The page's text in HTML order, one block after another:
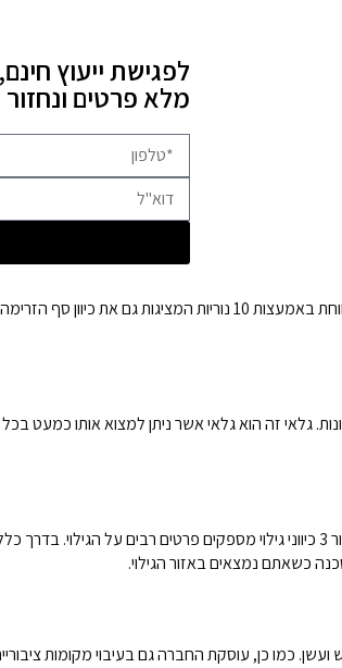
לפגישת ייעוץ חינם,
מלא פרטים
גלאי זה מספק את הפתרון המושלם לגילוי עשן. הוא מבטיח זרימת
גלאי זה הוא גלאי אשר ניתן למצוא אותו כמעט
הנוריות שעל הגלאי אשר מציגות נתונים על זרימת האוויר, והפעלת 3 רמות של אזעקה
כשאתם נמצאים באזור הגילוי.
כמו כן, עוסקת החברה גם בעיבוי מקומות